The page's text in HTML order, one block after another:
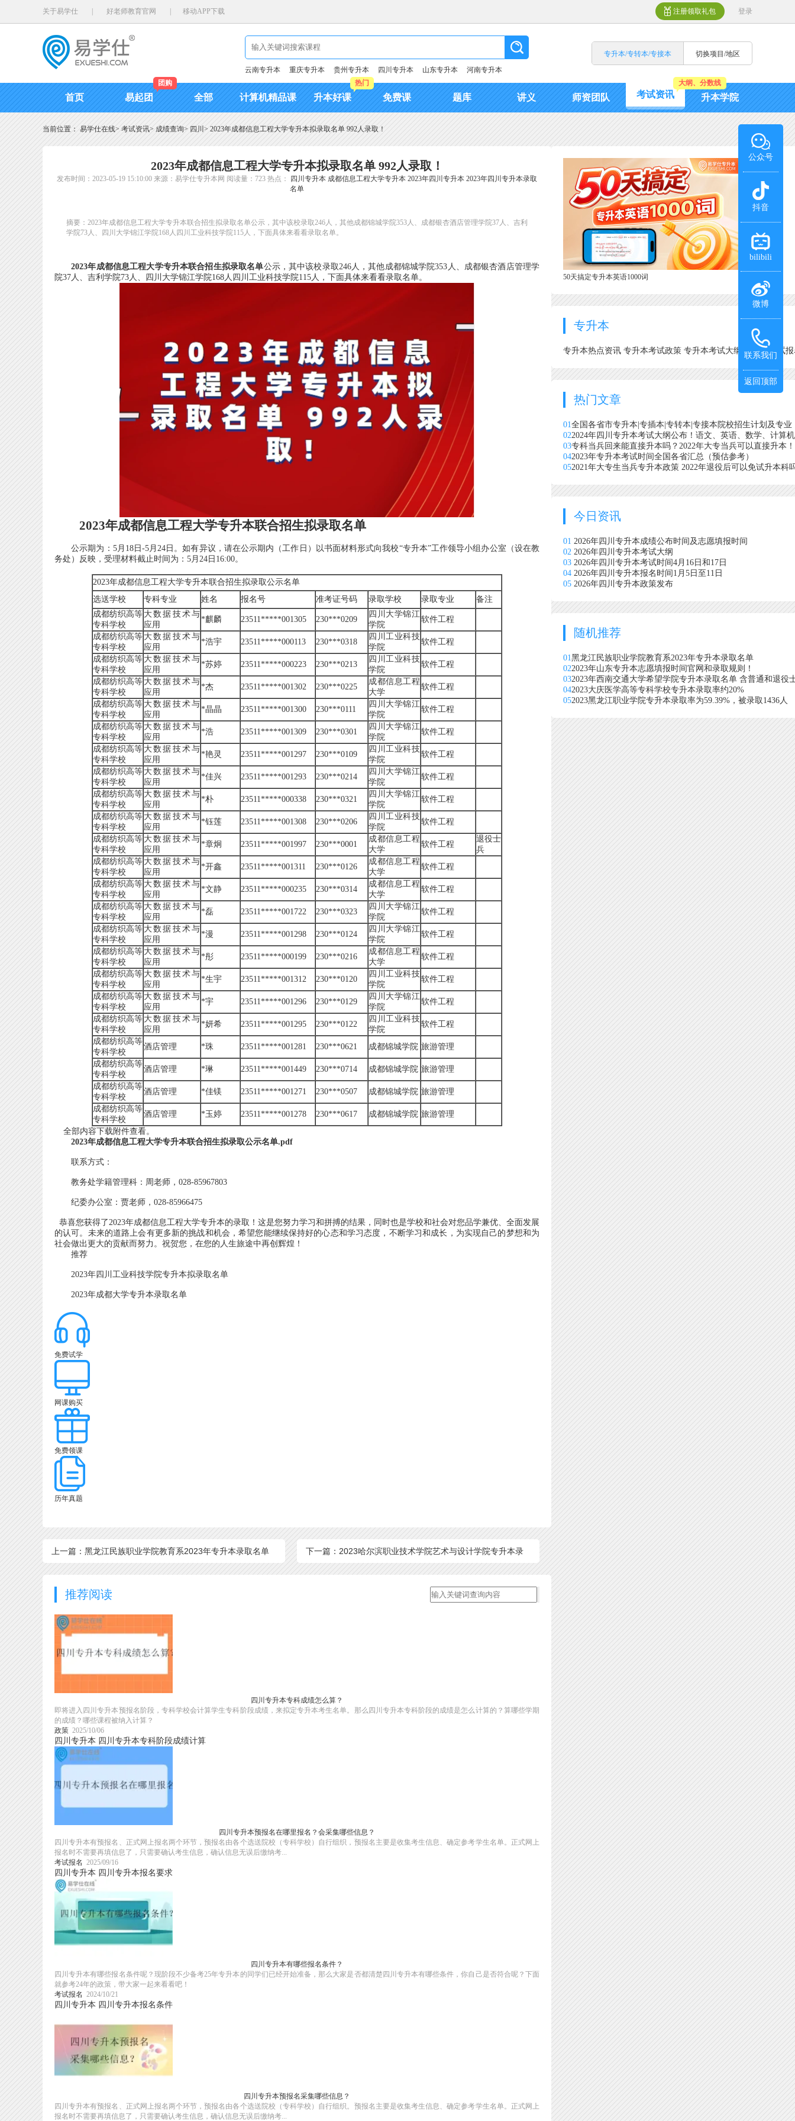
关于易学仕 好老师教育官网 移动APP下载 注册领取礼包 登录
云南专升本 重庆专升本 贵州专升本 四川专升本 山东专升本 河南专升本
专升本/专转本/专接本 切换项目/地区
首页 易起团
团购
全部 计算机精品课 升本好课
热门
免费课 题库 讲义 师资团队 考试资讯
大纲、分数线
升本学院
当前位置： 易学仕在线> 考试资讯> 成绩查询> 四川 > 2023年成都信息工程大学专升本拟录取名单 992人录取！
2023年成都信息工程大学专升本拟录取名单 992人录取！
发布时间：2023-05-19 15:10:00 来源：易学仕专升本网 阅读量：723 热点： 四川专升本 成都信息工程大学专升本 2023年四川专升本 2023年四川专升本录取
名单
摘要：2023年成都信息工程大学专升本联合招生拟录取名单公示，其中该校录取246人，其他成都锦城学院353人、成都银杏酒店管理学院37人、吉利
学院73人、四川大学锦江学院168人四川工业科技学院115人，下面具体来看看录取名单。
2023年成都信息工程大学专升本联合招生拟录取名单公示，其中该校录取246人，其他成都锦城学院353人、成都银杏酒店管理学
院37人、吉利学院73人、四川大学锦江学院168人四川工业科技学院115人，下面具体来看看录取名单。
2023年成都信息工程大学专升本联合招生拟录取名单
公示期为：5月18日-5月24日。如有异议，请在公示期内（工作日）以书面材料形式向我校“专升本”工作领导小组办公室（设在教
务处）反映，受理材料截止时间为：5月24日16:00。
2023年成都信息工程大学专升本联合招生拟录取公示名单
选送学校
专科专业 姓名 报名号 准考证号码 录取学校 录取专业
备注
成都纺织高等
专科学校
大数据技术与
应用
*麒麟 23511*****001305 230***0209
四川大学锦江
学院
软件工程
成都纺织高等
专科学校
大数据技术与
应用
*浩宇 23511*****000113 230***0318
四川工业科技
学院
软件工程
成都纺织高等
专科学校
大数据技术与
应用
*苏婷 23511*****000223 230***0213
四川工业科技
学院
软件工程
成都纺织高等
专科学校
大数据技术与
应用
*杰 23511*****001302 230***0225
成都信息工程
大学
软件工程
成都纺织高等
专科学校
大数据技术与
应用
*晶晶 23511*****001300 230***0111
四川大学锦江
学院
软件工程
成都纺织高等
专科学校
大数据技术与
应用
*浩 23511*****001309 230***0301
四川大学锦江
学院
软件工程
成都纺织高等
专科学校
大数据技术与
应用
*艳灵 23511*****001297 230***0109
四川工业科技
学院
软件工程
成都纺织高等
专科学校
大数据技术与
应用
*佳兴 23511*****001293 230***0214
四川大学锦江
学院
软件工程
成都纺织高等
专科学校
大数据技术与
应用
*朴 23511*****000338 230***0321
四川大学锦江
学院
软件工程
成都纺织高等
专科学校
大数据技术与
应用
*钰莲 23511*****001308 230***0206
四川工业科技
学院
软件工程
成都纺织高等
专科学校
大数据技术与
应用
*章炯 23511*****001997 230***0001
成都信息工程
大学
软件工程
退役士
兵
成都纺织高等
专科学校
大数据技术与
应用
*开鑫 23511*****001311 230***0126
成都信息工程
大学
软件工程
成都纺织高等
专科学校
大数据技术与
应用
*文静 23511*****000235 230***0314
成都信息工程
大学
软件工程
成都纺织高等
专科学校
大数据技术与
应用
*磊 23511*****001722 230***0323
四川大学锦江
学院
软件工程
成都纺织高等
专科学校
大数据技术与
应用
*漫 23511*****001298 230***0124
四川大学锦江
学院
软件工程
成都纺织高等
专科学校
大数据技术与
应用
*彤 23511*****000199 230***0216
成都信息工程
大学
软件工程
成都纺织高等
专科学校
大数据技术与
应用
*生宇 23511*****001312 230***0120
四川工业科技
学院
软件工程
成都纺织高等
专科学校
大数据技术与
应用
*宇 23511*****001296 230***0129
四川大学锦江
学院
软件工程
成都纺织高等
专科学校
大数据技术与
应用
*妍希 23511*****001295 230***0122
四川工业科技
学院
软件工程
成都纺织高等
专科学校
酒店管理 *珠 23511*****001281 230***0621 成都锦城学院 旅游管理
成都纺织高等
专科学校
酒店管理 *琳 23511*****001449 230***0714 成都锦城学院 旅游管理
成都纺织高等
专科学校
酒店管理 *佳镁 23511*****001271 230***0507 成都锦城学院 旅游管理
成都纺织高等
专科学校
酒店管理 *玉婷 23511*****001278 230***0617 成都锦城学院 旅游管理
全部内容下载附件查看。
2023年成都信息工程大学专升本联合招生拟录取公示名单.pdf
联系方式：
教务处学籍管理科：周老师，028-85967803
纪委办公室：贾老师，028-85966475
恭喜您获得了2023年成都信息工程大学专升本的录取！这是您努力学习和拼搏的结果，同时也是学校和社会对您品学兼优、全面发展
的认可。未来的道路上会有更多新的挑战和机会，希望您能继续保持好的心态和学习态度，不断学习和成长，为实现自己的梦想和为
社会做出更大的贡献而努力。祝贺您，在您的人生旅途中再创辉煌！
推荐
2023年四川工业科技学院专升本拟录取名单
2023年成都大学专升本录取名单
免费试学
网课购买
免费领课
历年真题
上一篇：黑龙江民族职业学院教育系2023年专升本录取名单 下一篇：2023哈尔滨职业技术学院艺术与设计学院专升本录
取率为69.67%
推荐阅读
四川专升本专科成绩怎么算？
即将进入四川专升本预报名阶段，专科学校会计算学生专科阶段成绩，来拟定专升本考生名单。那么四川专升本专科阶段的成绩是怎么计算的？算哪些学期
的成绩？哪些课程被纳入计算？
政策 2025/10/06
四川专升本 四川专升本专科阶段成绩计算
四川专升本预报名在哪里报名？会采集哪些信息？
四川专升本有预报名、正式网上报名两个环节，预报名由各个选送院校（专科学校）自行组织，预报名主要是收集考生信息、确定参考学生名单。正式网上
报名时不需要再填信息了，只需要确认考生信息，确认信息无误后缴纳考...
考试报名 2025/09/16
四川专升本 四川专升本报名要求
四川专升本有哪些报名条件？
四川专升本有哪些报名条件呢？现阶段不少备考25年专升本的同学们已经开始准备，那么大家是否都清楚四川专升本有哪些条件，你自己是否符合呢？下面
就参考24年的政策，带大家一起来看看吧！
考试报名 2024/10/21
四川专升本 四川专升本报名条件
四川专升本预报名采集哪些信息？
四川专升本有预报名、正式网上报名两个环节，预报名由各个选送院校（专科学校）自行组织。预报名主要是收集考生信息、确定参考学生名单。正式网上
报名时不需要再填信息了，只需要确认考生信息，确认信息无误后缴纳考...
50天搞定专升本英语1000词
专升本
专升本热点资讯 专升本考试政策 专升本考试大纲 专升本考试
热门文章
01全国各省市专升本|专插本|专转本|专接本院校招生计划及专业
022024年四川专升本考试大纲公布！语文、英语、数学、计算
03专科当兵回来能直接升本吗？2022年大专当兵可以直接升本！
042023年专升本考试时间全国各省汇总（预估参考）
052021年大专生当兵专升本政策 2022年退役后可以免试升本科
今日资讯
01 2026年四川专升本成绩公布时间及志愿填报时间
02 2026年四川专升本考试大纲
03 2026年四川专升本考试时间4月16日和17日
04 2026年四川专升本报名时间1月5日至11日
05 2026年四川专升本政策发布
随机推荐
01黑龙江民族职业学院教育系2023年专升本录取名单
022023年山东专升本志愿填报时间官网和录取规则！
032023年西南交通大学希望学院专升本录取名单 含普通和退役
042023大庆医学高等专科学校专升本录取率约20%
052023黑龙江职业学院专升本录取率为59.39%，被录取1436人
公众号
抖音
bilibili
微博
联系我们
返回顶部